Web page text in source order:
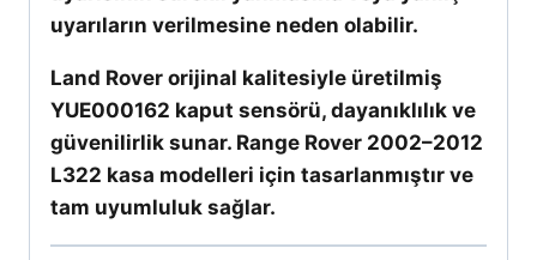
uyarıların verilmesine neden olabilir.
Land Rover orijinal kalitesiyle üretilmiş
YUE000162 kaput sensörü, dayanıklılık ve
güvenilirlik sunar. Range Rover 2002–2012
L322 kasa modelleri için tasarlanmıştır ve
tam uyumluluk sağlar.